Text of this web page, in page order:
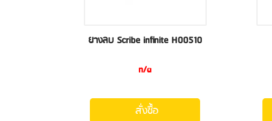
ยางลบ Scribe infinite H00510
n/a
สั่งซื้อ